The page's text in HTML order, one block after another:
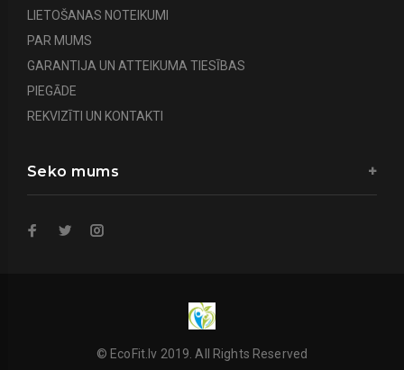
LIETOŠANAS NOTEIKUMI
PAR MUMS
GARANTIJA UN ATTEIKUMA TIESĪBAS
PIEGĀDE
REKVIZĪTI UN KONTAKTI
Seko mums
© EcoFit.lv 2019. All Rights Reserved